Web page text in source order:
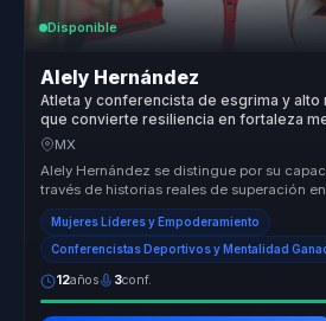
Disponible
Alely Hernández
Atleta y conferencista de esgrima y
que convierte resiliencia en fortaleza
lideres.
MX
Alely Hernández se distingue por su
través de historias reales de superación
en el em...
Mujeres Líderes y Empoderamiento
Conferencistas Deportivos y Mentalidad
12años 3conf.